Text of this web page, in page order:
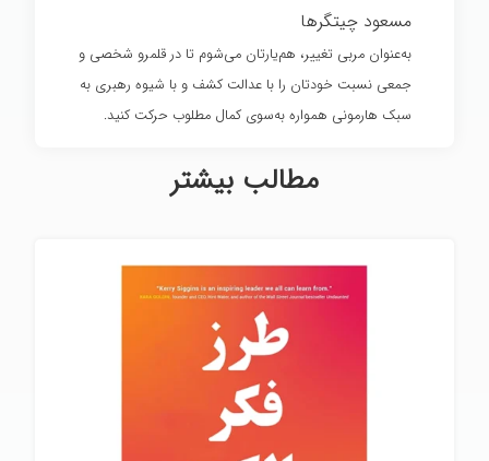
مسعود چیتگرها
به‌عنوان مربی تغییر، هم‌یارتان می‌شوم تا در قلمرو شخصی و
جمعی نسبت خودتان را با عدالت کشف و با شیوه رهبری به
سبک هارمونی همواره به‌سوی کمال مطلوب حرکت کنید.
مطالب بیشتر